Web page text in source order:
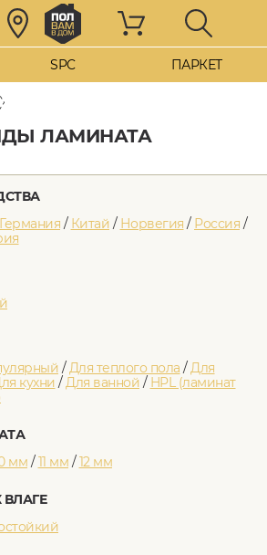
SPC ПАРКЕТ
ЛАМИНАТА
Германия / Китай / Норвегия / Россия /
/Для теплого пола /Для
кухни /Для ванной / HPL (ламинат
мм /11 мм /12 мм